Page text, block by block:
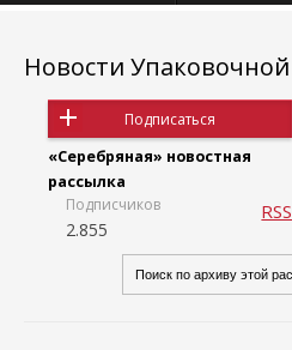
Новости
Подписаться
«Серебряная» новостная
рассылка
Подписчиков
2.855
RSS